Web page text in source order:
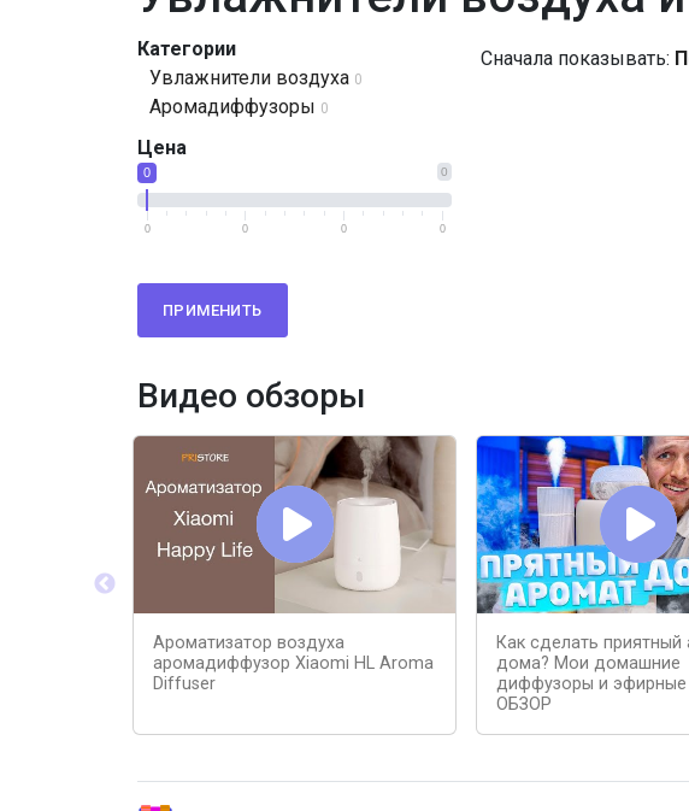
Категории
Увлажнители воздуха 0
Аромадиффузоры 0
Цена
0
0
0 0 0 0
ПРИМЕНИТЬ
Сначала показывать:
Видео обзоры
Ароматизатор воздуха
аромадиффузор Xiaomi HL Aroma
Diffuser
Как сделать приятный
дома? Мои домашние
диффузоры и эфирные
ОБЗОР